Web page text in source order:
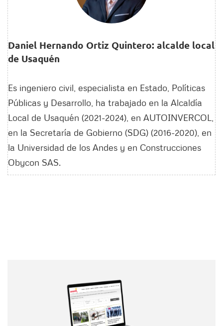
Daniel Hernando Ortiz Quintero: alcalde local
de Usaquén
Es ingeniero civil, especialista en Estado, Políticas
Públicas y Desarrollo, ha trabajado en la Alcaldía
Local de Usaquén (2021-2024), en AUTOINVERCOL,
en la Secretaría de Gobierno (SDG) (2016-2020), en
la Universidad de los Andes y en Construcciones
Obycon SAS.
Correo electrónico